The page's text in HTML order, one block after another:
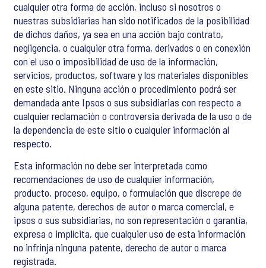
cualquier otra forma de acción, incluso si nosotros o
nuestras subsidiarias han sido notificados de la posibilidad
de dichos daños, ya sea en una acción bajo contrato,
negligencia, o cualquier otra forma, derivados o en conexión
con el uso o imposibilidad de uso de la información,
servicios, productos, software y los materiales disponibles
en este sitio. Ninguna acción o procedimiento podrá ser
demandada ante Ipsos o sus subsidiarias con respecto a
cualquier reclamación o controversia derivada de la uso o de
la dependencia de este sitio o cualquier información al
respecto.
Esta información no debe ser interpretada como
recomendaciones de uso de cualquier información,
producto, proceso, equipo, o formulación que discrepe de
alguna patente, derechos de autor o marca comercial, e
ipsos o sus subsidiarias, no son representación o garantía,
expresa o implícita, que cualquier uso de esta información
no infrinja ninguna patente, derecho de autor o marca
registrada.